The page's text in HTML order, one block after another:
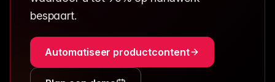
bespaart.
Automatiseer productcontent